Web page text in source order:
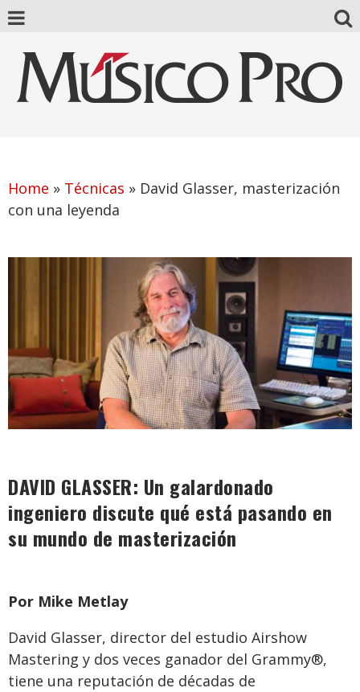
Home » Técnicas » David Glasser, masterización
con una leyenda
DAVID GLASSER: Un galardonado
ingeniero discute qué está pasando en
su mundo de masterización
Por Mike Metlay
David Glasser, director del estudio Airshow
Mastering y dos veces ganador del Grammy®,
tiene una reputación de décadas de